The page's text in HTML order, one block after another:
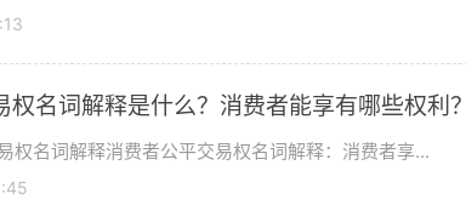
权名词解释是什么？消费者能享有哪些权利？
权名词解释消费者公平交易权名词解释：消费者享...